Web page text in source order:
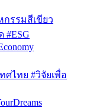
กรรมสีเขียว
#ESG
ศไทย #วิจัยเพื่อ